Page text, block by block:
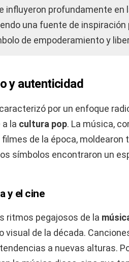
influyeron profundamente en
una fuente de
de empoderamiento y
y autenticidad
por un enfoque
la cultura pop. La música,
de la época,
símbolos encontraron un
y el cine
ritmos pegajosos de la
de la década.
a nuevas alturas.